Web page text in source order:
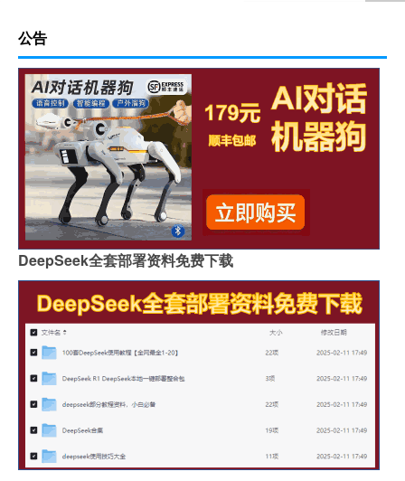
公告
DeepSeek全套部署资料免费下载